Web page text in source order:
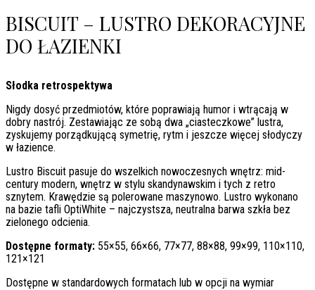
BISCUIT – LUSTRO DEKORACYJNE
DO ŁAZIENKI
Słodka retrospektywa
Nigdy dosyć przedmiotów, które poprawiają humor i wtrącają w
dobry nastrój. Zestawiając ze sobą dwa „ciasteczkowe” lustra,
zyskujemy porządkującą symetrię, rytm i jeszcze więcej słodyczy
w łazience.
Lustro Biscuit pasuje do wszelkich nowoczesnych wnętrz: mid-
century modern, wnętrz w stylu skandynawskim i tych z retro
sznytem. Krawędzie są polerowane maszynowo. Lustro wykonano
na bazie tafli OptiWhite – najczystsza, neutralna barwa szkła bez
zielonego odcienia.
Dostępne formaty: 55×55, 66×66, 77×77, 88×88, 99×99, 110×110,
121×121
Dostępne w standardowych formatach lub w opcji na wymiar